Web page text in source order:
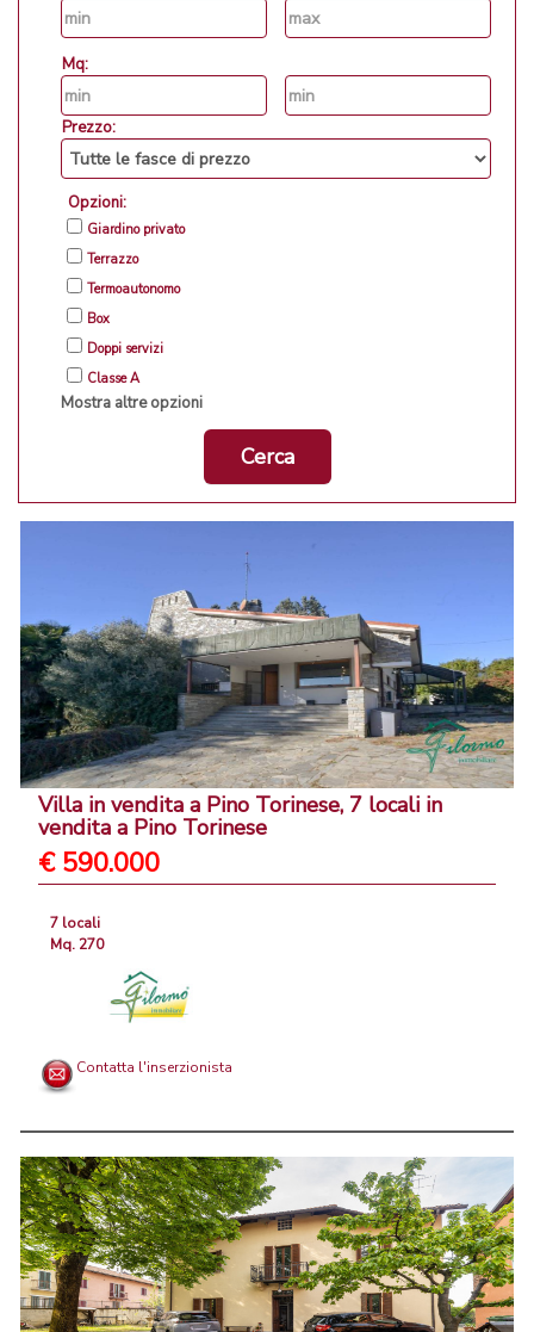
Mq:
Prezzo:
Opzioni:
Giardino privato
Terrazzo
Termoautonomo
Box
Doppi servizi
Classe A
Mostra altre opzioni
Cerca
Villa in vendita a Pino Torinese, 7 locali in
vendita a Pino Torinese
€ 590.000
7 locali
Mq. 270
Contatta l'inserzionista